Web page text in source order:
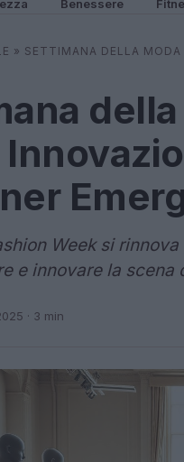
Benessere
» SETTIMANA DELLA
Week si
e innovare la scena
· 3 min